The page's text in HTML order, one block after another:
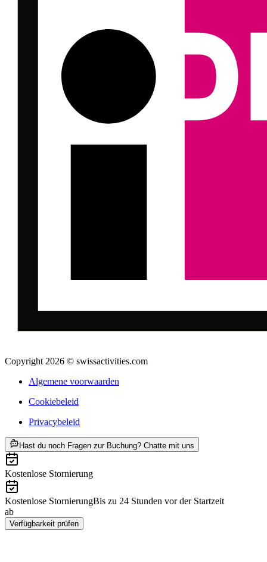
Copyright 2026 © swissactivities.com
Algemene voorwaarden
Cookiebeleid
Privacybeleid
Hast du noch Fragen zur Buchung? Chatte mit uns
Kostenlose Stornierung
Kostenlose StornierungBis zu 24 Stunden vor der Startzeit
ab
Verfügbarkeit prüfen